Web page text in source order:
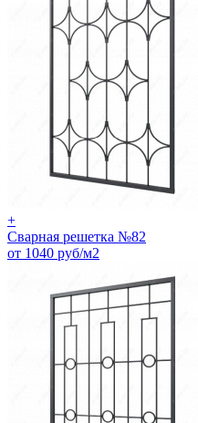
+
Сварная решетка №82
от 1040 руб/м2